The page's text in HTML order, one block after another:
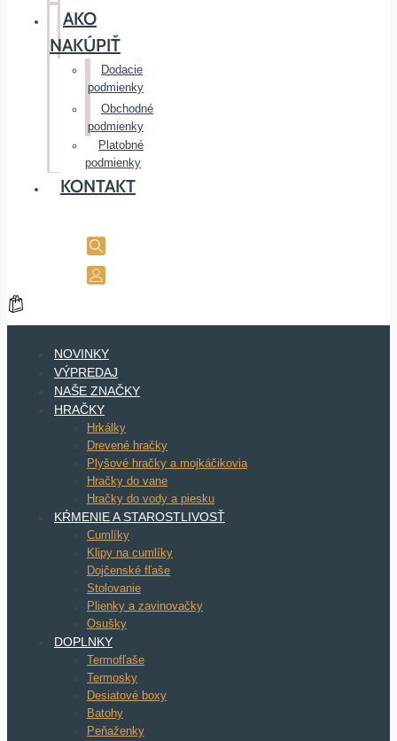
AKO
NAKÚPIŤ
Dodacie
podmienky
Obchodné
podmienky
Platobné
podmienky
KONTAKT
NOVINKY
VÝPREDAJ
NAŠE ZNAČKY
HRAČKY
Hrkálky
Drevené hračky
Plyšové hračky a mojkáčikovia
Hračky do vane
Hračky do vody a piesku
KŔMENIE A STAROSTLIVOSŤ
Cumlíky
Klipy na cumlíky
Dojčenské fľaše
Stolovanie
Plienky a zavinovačky
Osušky
DOPLNKY
Termofľaše
Termosky
Desiatové boxy
Batohy
Peňaženky